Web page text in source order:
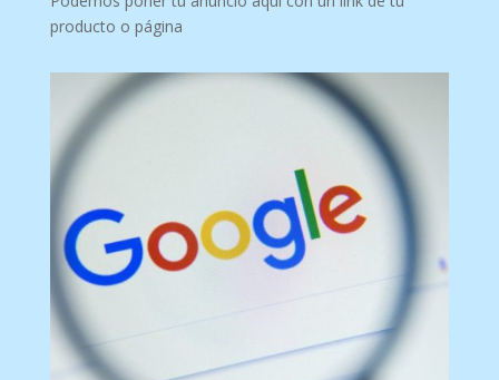
producto o página